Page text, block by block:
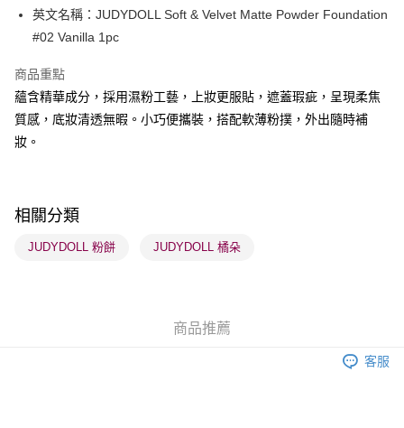
WeChat Pay
送貨方式
順豐自助櫃 - 確認發貨後1-3個工作天送達
每筆HK$65.00，滿HK$300.00或以上免運費
每筆HK$65.00，滿HK$300.00或以上免運費
確認發貨後1-3 工作天送達，訂單將隨機分配至SF順豐速運或京東
(香港門市) 只顯示可選門市。確認發貨後2-5個工作天到店，3天內
英文名稱：JUDYDOLL Soft & Velvet Matte Powder Foundation
#02 Vanilla 1pc
商品重點
蘊含精華成分，採用濕粉工藝，上妝更服貼，遮蓋瑕疵，呈現柔焦
質感，底妝清透無暇。小巧便攜裝，搭配軟薄粉撲，外出隨時補
妝。
相關分類
JUDYDOLL 粉餅 JUDYDOLL 橘朵
商品推薦
客服